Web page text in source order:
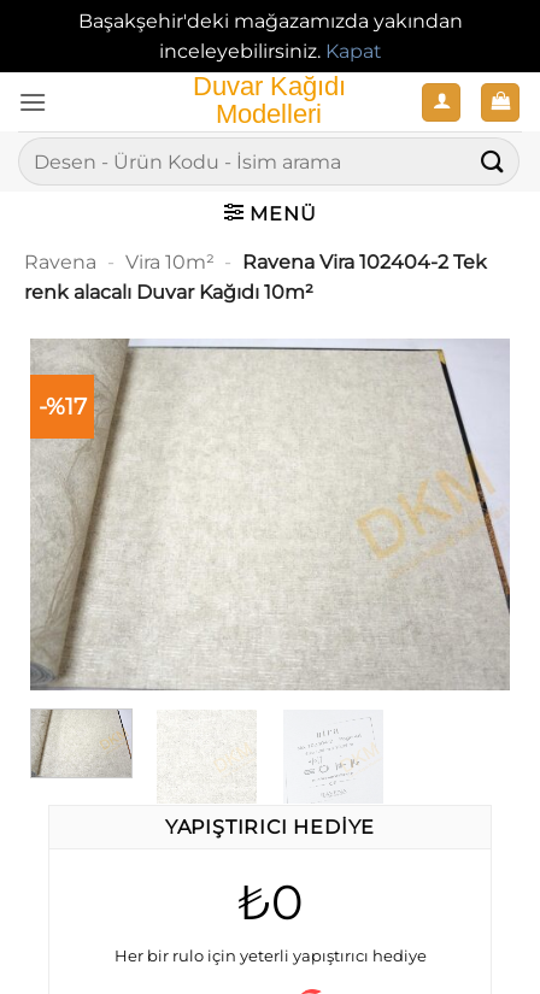
Başakşehir'deki mağazamızda yakından
inceleyebilirsiniz. Kapat
atla
Ara:
MENÜ
Ravena - Vira 10m² - Ravena Vira 102404-2 Tek
renk alacalı Duvar Kağıdı 10m²
-%17
YAPIŞTIRICI HEDIYE
₺0
Her bir rulo için yeterli yapıştırıcı hediye